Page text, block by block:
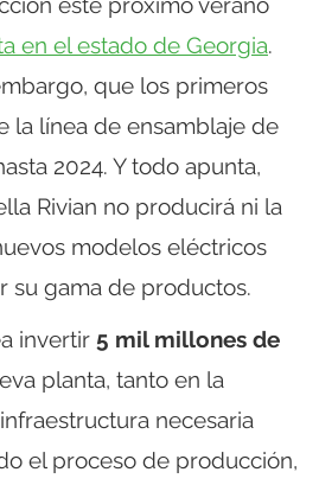
en el estado de Georgia.
que los primeros
la línea de ensamblaje de
2024. Y todo apunta,
Rivian no producirá ni la
modelos eléctricos
su gama de productos.
invertir 5 mil millones de
planta, tanto en la
necesaria
el proceso de producción,